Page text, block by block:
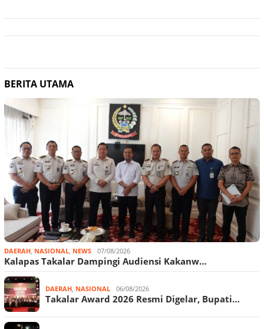
BERITA UTAMA
DAERAH, NASIONAL, NEWS 07/08/2026
Kalapas Takalar Dampingi Audiensi Kakanw…
DAERAH, NASIONAL 06/08/2026
Takalar Award 2026 Resmi Digelar, Bupati…